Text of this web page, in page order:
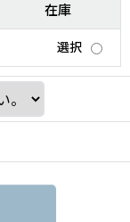
在庫
選択